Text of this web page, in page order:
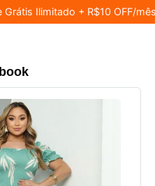
Grátis Ilimitado + R$10 OFF/